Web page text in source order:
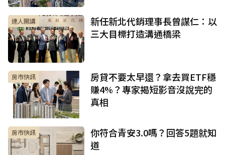
達人開講
新任新北代銷理事長曾謀仁：以
三大目標打造溝通橋梁
房市快訊
房貸不要太早還？拿去買ETF穩
賺4%？專家揭短影音沒說完的
真相
房市快訊
你符合青安3.0嗎？回答5題就知
道